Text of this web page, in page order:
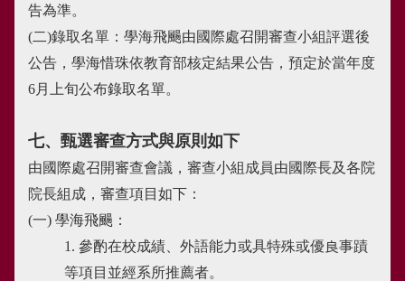
告為準。
(二)錄取名單：學海飛颺由國際處召開審查小組評選後
公告，學海惜珠依教育部核定結果公告，預定於當年度
6月上旬公布錄取名單。
七、甄選審查方式與原則如下
由國際處召開審查會議，審查小組成員由國際長及各院
院長組成，審查項目如下：
(一) 學海飛颺：
1. 參酌在校成績、外語能力或具特殊或優良事蹟
等項目並經系所推薦者。